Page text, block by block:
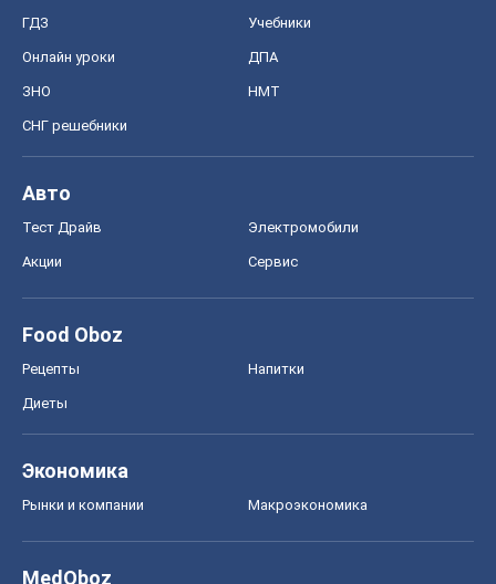
ГДЗ Учебники
Онлайн уроки ДПА
ЗНО НМТ
СНГ решебники
Авто
Тест Драйв Электромобили
Акции Сервис
Food Oboz
Рецепты Напитки
Диеты
Экономика
Рынки и компании Mакроэкономика
MedOboz